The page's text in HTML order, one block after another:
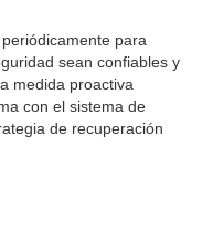
para
sean confiables y
medida proactiva
con el sistema de
de recuperación